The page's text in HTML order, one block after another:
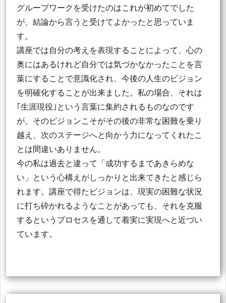
グループワークを受けたのはこれが初めてでした
が、結論から言うと受けてよかったと思っていま
す。
講座では自分の考えを表現することによって、心の
奥にはあるけれど自分では気づかなかったことを言
葉にすることで意識化され、今後の人生のビジョン
を明確化することが出来ました。私の場合、それは
｢生涯現役｣という言葉に集約されるものなのです
が、そのビジョンこそがその後の非常な困難を乗り
越え、次のステージへと向かう力になってくれたこ
とは間違いありません。
今の私は過去と違って「成功するまであきらめな
い」という心構えがしっかりと出来てきたと感じら
れます。講座で得たビジョンは、現実の困難な状況
に打ち砕かれるようなことがあっても、それを克服
するというプロセスを通して着実に実現へと近づい
ています。